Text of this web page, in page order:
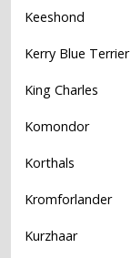
Keeshond
Kerry Blue Terrier
King Charles
Komondor
Korthals
Kromforlander
Kurzhaar